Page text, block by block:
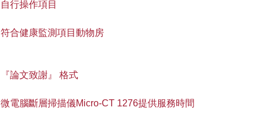
自行操作項目
符合健康監測項目動物房
『論文致謝』 格式
微電腦斷層掃描儀Micro-CT 1276提供服務時間